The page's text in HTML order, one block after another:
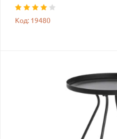
Код: 19480